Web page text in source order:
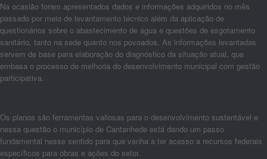
Na ocasião foram apresentados dados e informações adquiridos no mês
passado por meio de levantamento técnico além da aplicação de
questionários sobre o abastecimento de água e questões de esgotamento
sanitário, tanto na sede quanto nos povoados. As informações levantadas
servem de base para elaboração do diagnóstico da situação atual, que
embasa o processo de melhoria do desenvolvimento municipal com gestão
participativa.
Os planos são ferramentas valiosas para o desenvolvimento sustentável e
nessa questão o município de Cantanhede está dando um passo
fundamental nesse sentido para que venha a ter acesso a recursos federais
específicos para obras e ações do setor.